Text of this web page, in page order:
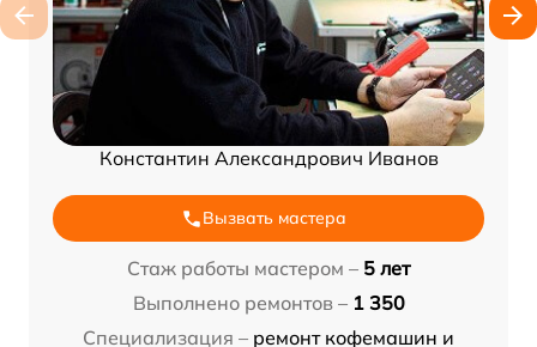
Константин Александрович Иванов
Вызвать мастера
Стаж работы мастером – 5 лет
Выполнено ремонтов – 1 350
Специализация – ремонт кофемашин и